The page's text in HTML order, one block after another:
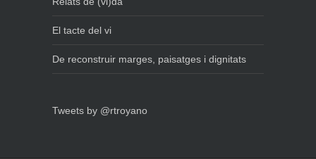
El tacte del vi
De reconstruir marges, paisatges i dignitats
Tweets by @rtroyano